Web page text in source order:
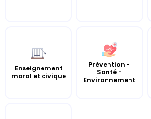
Enseignement
moral et civique
Prévention -
Santé -
Environnement